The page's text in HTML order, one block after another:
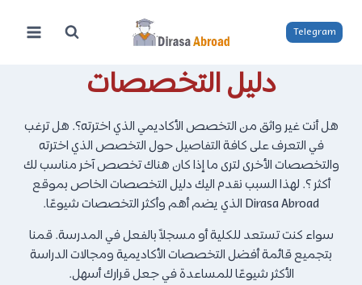
المحتوى
Telegram
دليل التخصصات
هل أنت غير واثق من التخصص الأكاديمي الذي اخترته؟. هل ترغب
في التعرف على كافة التفاصيل حول التخصص الذي اخترته
والتخصصات الأخرى لترى ما إذا كان هناك تخصص آخر مناسب لك
أكثر ؟. لهذا السبب نقدم اليك دليل التخصصات الخاص بموقع
Dirasa Abroad الذي يضم أهم وأكثر التخصصات شيوعًا.
سواء كنت تستعد للكلية أو مسجلاً بالفعل في المدرسة. قمنا
بتجميع قائمة أفضل التخصصات الأكاديمية ومجالات الدراسة
الأكثر شيوعًا للمساعدة في جعل قرارك أسهل.